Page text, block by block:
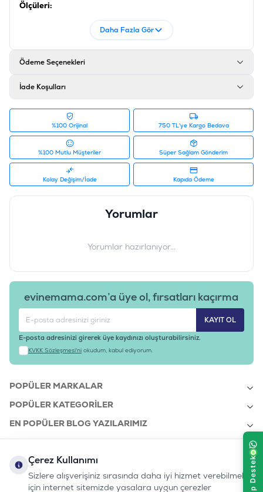
Ölçüleri:
Kalınlığı: 2.5 cm
Uzunluğu: 120 cm
Göğüs Çevresi 50-70 cm arası köpeklere uygundur.
Ölçüler + veya - 1 cm değişiklik gösterebilmektedir.
Ürün Filtreleri
Tedarikçi Ürün Kodu
: PISL-059
Daha Fazla Gör
Ödeme Seçenekleri
İade Koşulları
%100 Orijinal 750 TL'ye Kargo Bedava
%100 Mutlu Müşteriler Süper Sağlam Gönderim
Kolay Değişim/İade Kapıda Ödeme
Yorumlar
Yorumlar hazırlanıyor...
evinemama.com’a üye ol, fırsatları kaçırma
KAYIT OL
E-posta adresinizi girerek üye kaydınızı oluşturabilirsiniz.
KVKK Sözleşmesi'ni okudum, kabul ediyorum.
POPÜLER MARKALAR
POPÜLER KATEGORILER
EN POPÜLER BLOG YAZILARIMIZ
KURUMSAL
Çerez Kullanımı
Sizlere alışverişiniz sırasında daha iyi hizmet verebilmek
için internet sitemizde yasalara uygun çerezler